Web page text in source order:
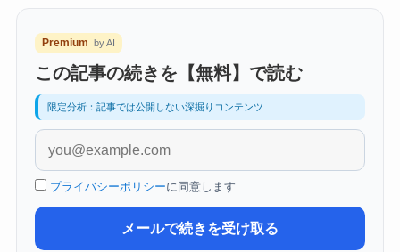
Premium by AI
この記事の続きを【無料】で読む
限定分析：記事では公開しない深掘りコンテンツ
プライバシーポリシーに同意します
メールで続きを受け取る